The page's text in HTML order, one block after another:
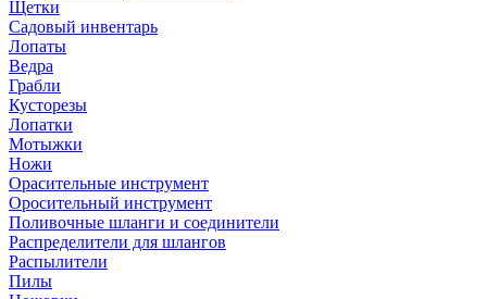
Щетки
Садовый инвентарь
Лопаты
Ведра
Грабли
Кусторезы
Лопатки
Мотыжки
Ножи
Орасительные инструмент
Оросительный инструмент
Поливочные шланги и соединители
Распределители для шлангов
Распылители
Пилы